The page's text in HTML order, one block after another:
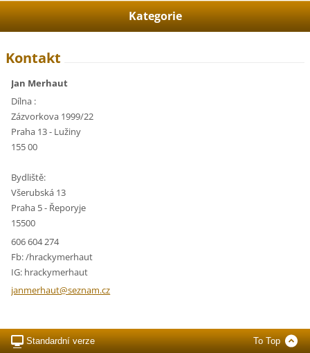
Kategorie
Kontakt
Jan Merhaut
Dílna :
Zázvorkova 1999/22
Praha 13 - Lužiny
155 00
Bydliště:
Všerubská 13
Praha 5 - Řeporyje
15500
606 604 274
Fb: /hrackymerhaut
IG: hrackymerhaut
janmerhaut@seznam.cz
Standardní verze To Top